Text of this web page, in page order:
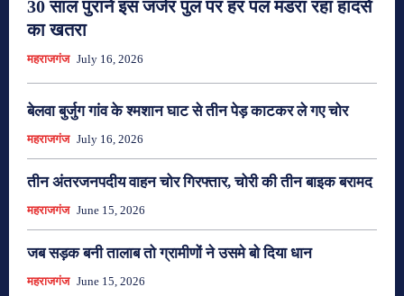
30 साल पुराने इस जर्जर पुल पर हर पल मंडरा रहा हादसे
का खतरा
महराजगंज July 16, 2026
बेलवा बुर्जुग गांव के श्मशान घाट से तीन पेड़ काटकर ले गए चोर
महराजगंज July 16, 2026
तीन अंतरजनपदीय वाहन चोर गिरफ्तार, चोरी की तीन बाइक बरामद
महराजगंज June 15, 2026
जब सड़क बनी तालाब तो ग्रामीणों ने उसमे बो दिया धान
महराजगंज June 15, 2026